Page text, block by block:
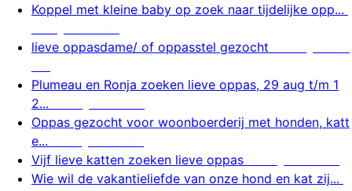
Koppel met kleine baby op zoek naar tijdelijke opp...
lieve oppasdame/ of oppasstel gezocht
Plumeau en Ronja zoeken lieve oppas, 29 aug t/m 1
2...
Oppas gezocht voor woonboerderij met honden, katt
e...
Vijf lieve katten zoeken lieve oppas
Wie wil de vakantieliefde van onze hond en kat zij...